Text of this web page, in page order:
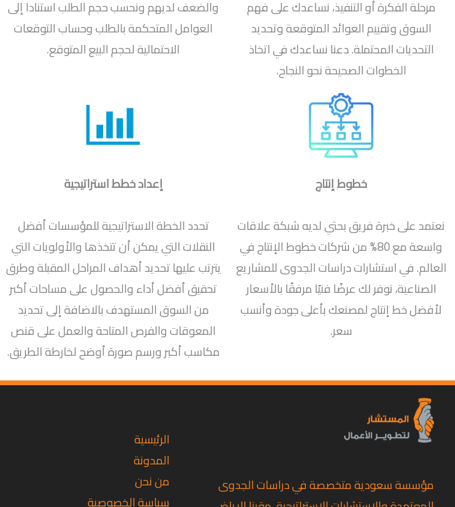
مرحلة الفكرة أو التنفيذ، نساعدك على فهم
السوق وتقييم العوائد المتوقعة وتحديد
التحديات المحتملة. دعنا نساعدك في اتخاذ
الخطوات الصحيحة نحو النجاح.
والضعف لديهم ونحسب حجم الطلب استنادا إلى
العوامل المتحكمة بالطلب وحساب التوقعات
الاحتمالية لحجم البيع المتوقع.
خطوط إنتاج
نعتمد على خبرة فريق بحثي لديه شبكة علاقات
واسعة مع 80% من شركات خطوط الإنتاج في
العالم. في استشارات دراسات الجدوى للمشاريع
الصناعية، نوفر لك عرضًا فنيًا مرفقًا بالأسعار
لأفضل خط إنتاج لمصنعك بأعلى جودة وأنسب
سعر.
إعداد خطط استراتيجية
تحدد الخطة الاستراتيجية للمؤسسات أفضل
النقلات التي يمكن أن تتخذها والأولويات التي
يترتب عليها تحديد أهداف المراحل المقبلة وطرق
تحقيق أفضل أداء والحصول على مساحات أكبر
من السوق المستهدف بالاضافة إلى تحديد
المعوقات والفرص المتاحة والعمل على قنص
مكاسب أكبر ورسم صورة أوضح لخارطة الطريق.
مؤسسة سعودية متخصصة في دراسات الجدوى
الرئيسية
المدونة
من نحن
سياسة الخصوصية